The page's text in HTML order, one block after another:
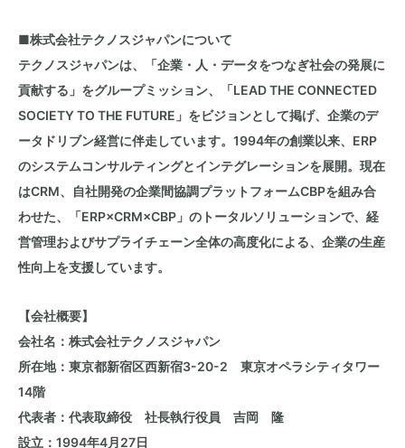
■株式会社テクノスジャパンについて
テクノスジャパンは、「企業・人・データをつなぎ社会の発展に
貢献する」をグループミッション、「LEAD THE CONNECTED
SOCIETY TO THE FUTURE 」をビジョンとして掲げ、企業のデ
ータドリブン経営に伴走しています。 1994年の創業以来、 ERP
のシステムコンサルティングとインテグレーションを展開。現在
はCRM、自社開発の企業間協調プラットフォームCBPを組み合
わせた、「ERP×CRM×CBP 」のトータルソリューションで、経
営管理およびサプライチェーン全体の高度化による、企業の生産
性向上を支援しています。
【会社概要】
会社名：株式会社テクノスジャパン
所在地：東京都新宿区西新宿3-20-2 東京オペラシティタワー
14階
代表者：代表取締役 社長執行役員 吉岡 隆
設立： 1994年4月 27日